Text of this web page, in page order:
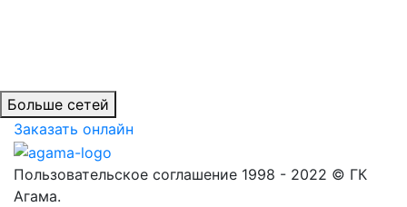
Больше сетей
Заказать онлайн
Пользовательское соглашение 1998 - 2022 © ГК
Агама.